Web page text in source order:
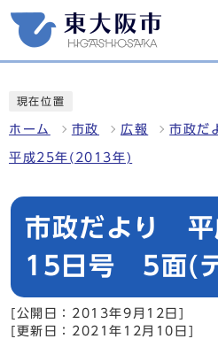
現在位置
ホーム 市政 広報 市政だ
平成25年(2013年)
市政だより 平
15日号 5面(
[公開日：2013年9月12日]
[更新日：2021年12月10日]